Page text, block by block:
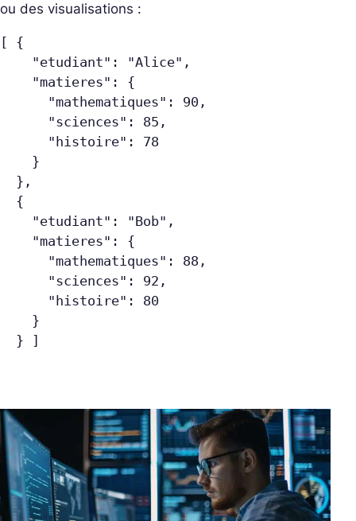
ou des visualisations :
[ {
"etudiant": "Alice",
"matieres": {
"mathematiques": 90,
"sciences": 85,
"histoire": 78
}
},
{
"etudiant": "Bob",
"matieres": {
"mathematiques": 88,
"sciences": 92,
"histoire": 80
}
} ]